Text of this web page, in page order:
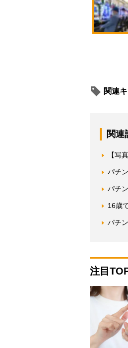
関連
関連
【写
パチ
パチ
16歳
パチ
注目